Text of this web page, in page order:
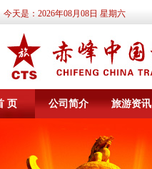
今天是： 2026年08月08日 星期六
页 公司简介 旅游资讯